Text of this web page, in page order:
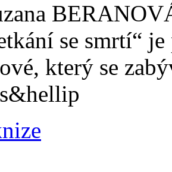
se smrtí“
který se